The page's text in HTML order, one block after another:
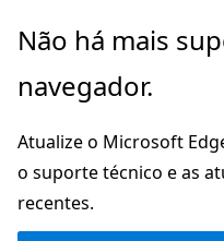
Pular
o
principal
Não há mais
navegador.
Atualize o Microsoft
o suporte técnico e as
recentes.